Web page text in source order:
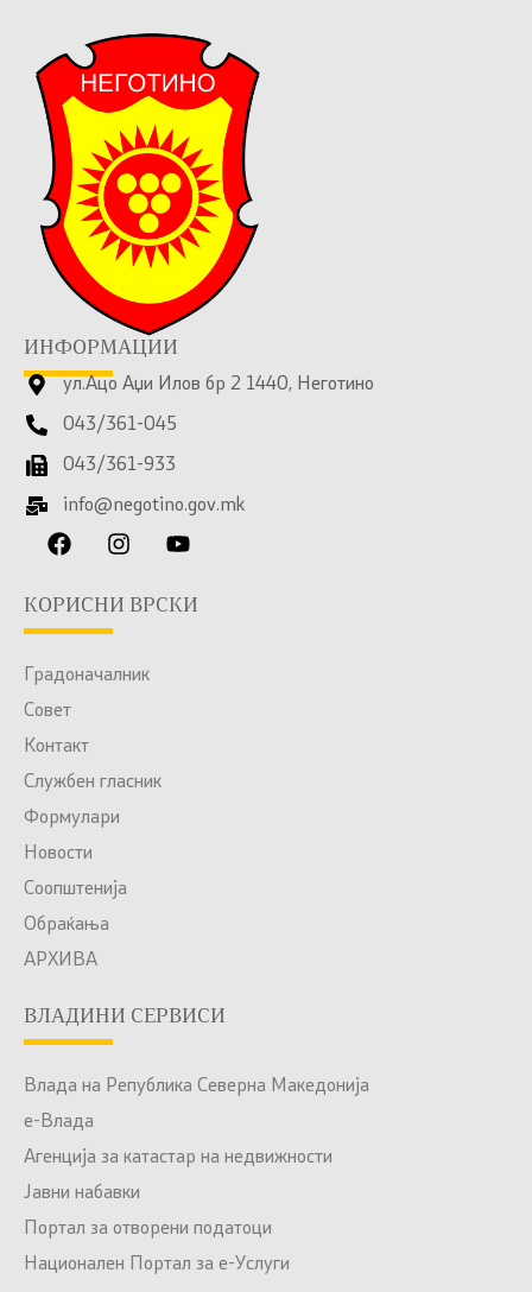
ИНФОРМАЦИИ
ул.Ацо Аџи Илов бр 2 1440, Неготино
043/361-045
043/361-933
info@negotino.gov.mk
КОРИСНИ ВРСКИ
Градоначалник
Совет
Контакт
Службен гласник
Формулари
Новости
Соопштенија
Обраќања
АРХИВА
ВЛАДИНИ СЕРВИСИ
Влада на Република Северна Македонија
е-Влада
Агенција за катастар на недвижности
Јавни набавки
Портал за отворени податоци
Национален Портал за е-Услуги